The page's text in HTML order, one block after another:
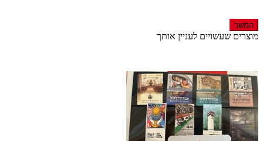
המשך
מוצרים שעשויים לעניין אותך